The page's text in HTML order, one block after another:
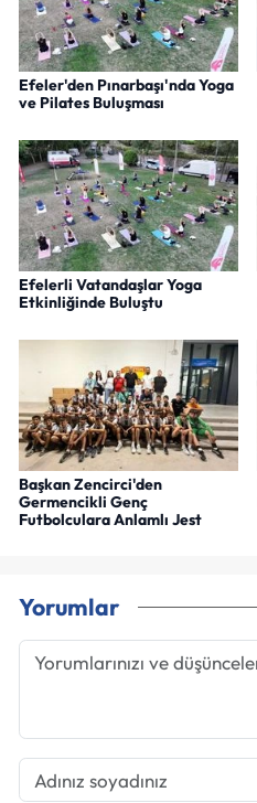
Efeler'den Pınarbaşı'nda Yoga
ve Pilates Buluşması
Efelerli Vatandaşlar Yoga
Etkinliğinde Buluştu
Başkan Zencirci'den
Germencikli Genç
Futbolculara Anlamlı Jest
Yorumlar